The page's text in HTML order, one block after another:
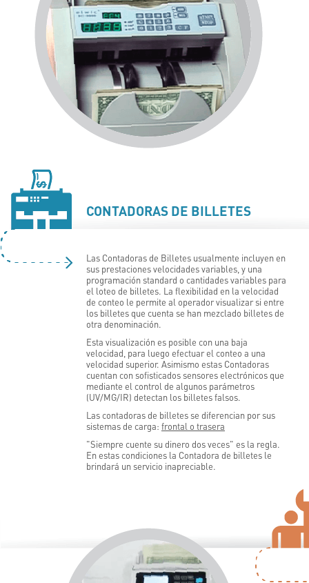
CONTADORAS DE BILLETES
Las Contadoras de Billetes usualmente incluyen en
sus prestaciones velocidades variables, y una
programación standard o cantidades variables para
el loteo de billetes. La flexibilidad en la velocidad
de conteo le permite al operador visualizar si entre
los billetes que cuenta se han mezclado billetes de
otra denominación.
Esta visualización es posible con una baja
velocidad, para luego efectuar el conteo a una
velocidad superior. Asimismo estas Contadoras
cuentan con sofisticados sensores electrónicos que
mediante el control de algunos parámetros
(UV/MG/IR) detectan los billetes falsos.
Las contadoras de billetes se diferencian por sus
sistemas de carga: frontal o trasera
"Siempre cuente su dinero dos veces" es la regla.
En estas condiciones la Contadora de billetes le
brindará un servicio inapreciable.